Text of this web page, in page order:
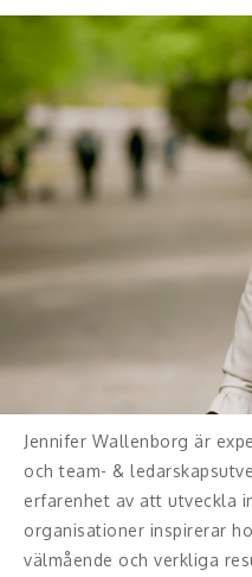
Jennifer Wallenborg är
och team- &
erfarenhet av att utveckla
organisationer inspirerar
välmående och verkliga